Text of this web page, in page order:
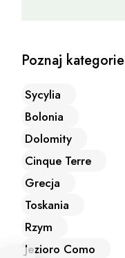
Poznaj kategorie
Sycylia
Bolonia
Dolomity
Cinque Terre
Grecja
Toskania
Rzym
Jezioro Como